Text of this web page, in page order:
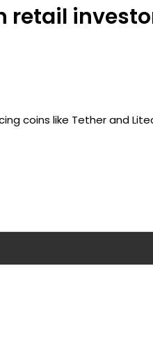
retail
coins like Tether and